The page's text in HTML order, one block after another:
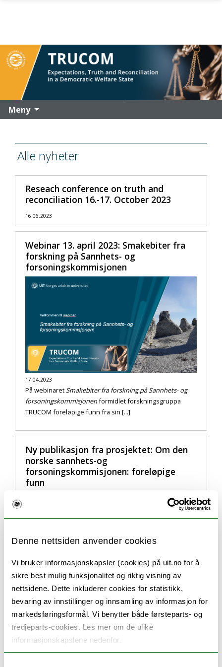
Denne nettsiden anvender cookies
Vi bruker informasjonskapsler (cookies) på uit.no for å
sikre best mulig funksjonalitet og riktig visning av
nettsidene. Dette inkluderer cookies for statistikk,
bevaring av innstillinger og innsamling av informasjon for
markedsføringsformål. Vi benytter både førsteparts- og
tredjeparts-cookies. Les mer om de ulike
informasjonskapslene nedenfor.
Gå til hovedinnhold
Meny
Alle nyheter
Reseach conference on truth and
reconciliation 16.-17. October 2023
16.06.2023
Webinar 13. april 2023: Smakebiter fra
forskning på Sannhets- og
forsoningskommisjonen
17.04.2023
På webinaretSmakebiter fra forskning på Sannhets- og
forsoningskommisjonenformidlet forskningsgruppa
TRUCOM foreløpige funn fra sin [...]
Ny publikasjon fra prosjektet: Om den
norske sannhets-og
forsoningskommisjonen: foreløpige
funn